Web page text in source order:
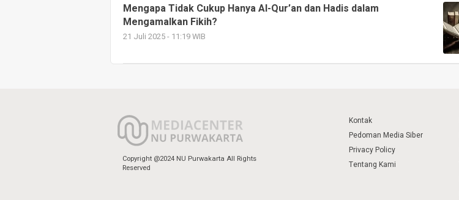
Mengapa Tidak Cukup Hanya Al-Qur’an dan Hadis dalam
Mengamalkan Fikih?
21 Juli 2025 - 11:19 WIB
Copyright @2024 NU Purwakarta All Rights
Reserved
Kontak
Pedoman Media Siber
Privacy Policy
Tentang Kami